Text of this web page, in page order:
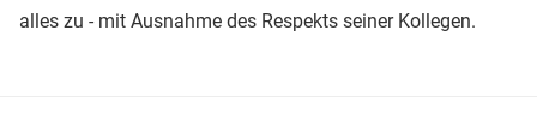
alles zu - mit Ausnahme des Respekts seiner Kollegen.